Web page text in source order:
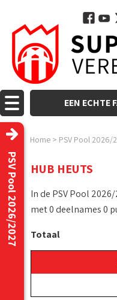
EEN ECHTE
Home > PSV Pool 2026/
PSV Pool 2026/2027 HUB HEUTS
In de PSV Pool
met 0 deelnames 0
Totaal